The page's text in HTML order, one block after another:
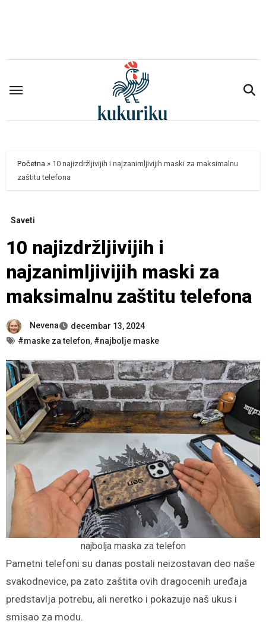
Početna » 10 najizdržljivijih i najzanimljivijih maski za maksimalnu
zaštitu telefona
Saveti
10 najizdržljivijih i
najzanimljivijih maski za
maksimalnu zaštitu telefona
Nevena
decembar 13, 2024
#maske za telefon, #najbolje maske
najbolja maska za telefon
Pametni telefoni su danas postali neizostavan deo naše
svakodnevice, pa zato zaštita ovih dragocenih uređaja
predstavlja potrebu, ali neretko i pokazuje naš ukus i
smisao za modu.